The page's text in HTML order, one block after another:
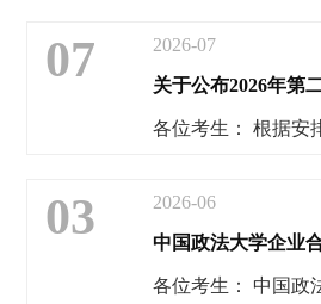
07
2026-07
03
2026-06